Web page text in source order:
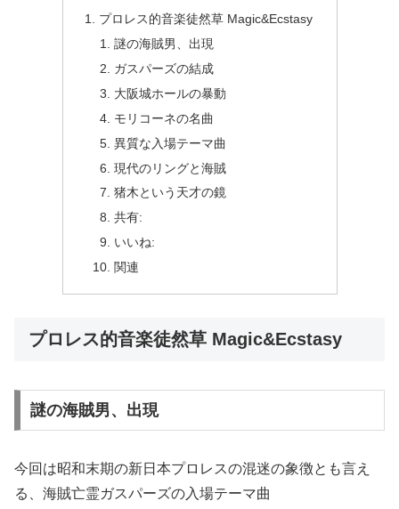
プロレス的音楽徒然草 Magic&Ecstasy
謎の海賊男、出現
ガスパーズの結成
大阪城ホールの暴動
モリコーネの名曲
異質な入場テーマ曲
現代のリングと海賊
猪木という天才の鏡
共有:
いいね:
関連
プロレス的音楽徒然草 Magic&Ecstasy
謎の海賊男、出現
今回は昭和末期の新日本プロレスの混迷の象徴とも言え
る、海賊亡霊ガスパーズの入場テーマ曲